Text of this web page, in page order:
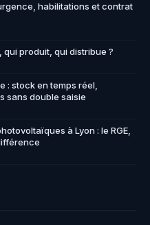
habilitations et contrat
qui produit, qui distribue ?
: stock en temps réel,
sans double saisie
à Lyon : le RGE,